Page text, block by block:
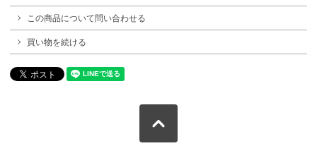
この商品について問い合わせる
買い物を続ける